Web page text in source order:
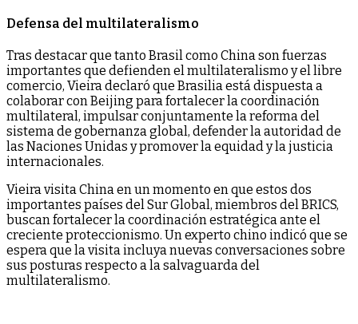
Defensa del multilateralismo
Tras destacar que tanto Brasil como China son fuerzas
importantes que defienden el multilateralismo y el libre
comercio, Vieira declaró que Brasilia está dispuesta a
colaborar con Beijing para fortalecer la coordinación
multilateral, impulsar conjuntamente la reforma del
sistema de gobernanza global, defender la autoridad de
las Naciones Unidas y promover la equidad y la justicia
internacionales.
Vieira visita China en un momento en que estos dos
importantes países del Sur Global, miembros del BRICS,
buscan fortalecer la coordinación estratégica ante el
creciente proteccionismo. Un experto chino indicó que se
espera que la visita incluya nuevas conversaciones sobre
sus posturas respecto a la salvaguarda del
multilateralismo.